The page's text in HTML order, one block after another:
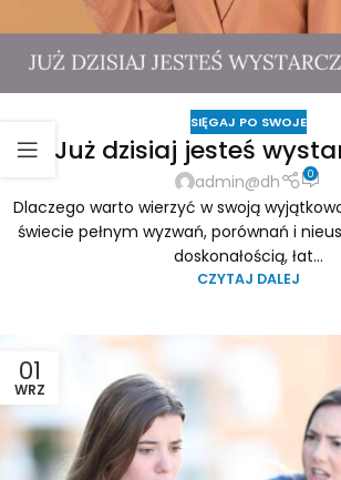
SIĘGAJ PO SWOJE
Już dzisiaj jesteś
admin@dh 0
Dlaczego warto wierzyć w swoją
świecie pełnym wyzwań, porównań i
doskonałością, łat...
CZYTAJ DALEJ
01
WRZ